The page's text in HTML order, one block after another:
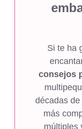
Si te ha
consejos
décadas
más
múltiples